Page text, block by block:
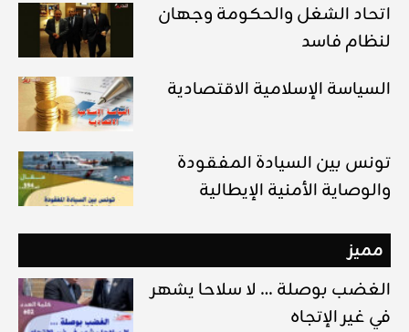
اتحاد الشغل والحكومة وجهان
لنظام فاسد
السياسة الإسلامية الاقتصادية
تونس بين السيادة المفقودة
والوصاية الأمنية الإيطالية
مميز
الغضب بوصلة … لا سلاحا يشهر
في غير الإتجاه